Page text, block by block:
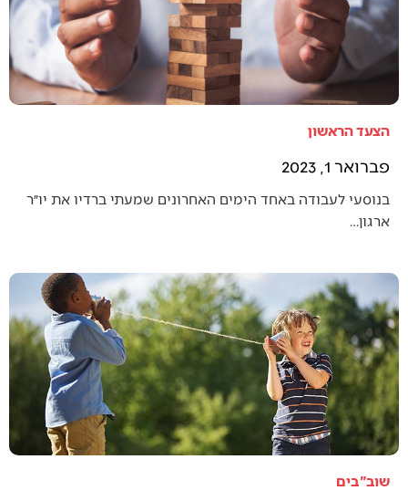
הצעד הראשון
פברואר 1, 2023
בנוסעי לעבודה באחד הימים האחרונים שמעתי ברדיו את יו״ר
ארגון…
שוב"בים